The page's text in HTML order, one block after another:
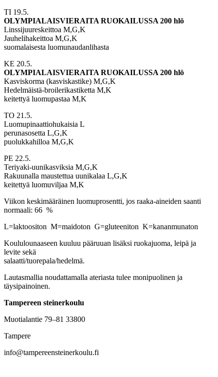
TI 19.5.
OLYMPIALAISVIERAITA RUOKAILUSSA 200 hlö
Linssijuureskeittoa M,G,K
Jauhelihakeittoa M,G,K
suomalaisesta luomunaudanlihasta
KE 20.5.
OLYMPIALAISVIERAITA RUOKAILUSSA 200 hlö
Kasviskorma (kasviskastike) M,G,K
Hedelmäistä-broilerikastiketta M,K
keitettyä luomupastaa M,K
TO 21.5.
Luomupinaattiohukaisia L
perunasosetta L,G,K
puolukkahilloa M,G,K
PE 22.5.
Teriyaki-uunikasviksia M,G,K
Rakuunalla maustettua uunikalaa L,G,K
keitettyä luomuviljaa M,K
Viikon keskimääräinen luomuprosentti, jos raaka-aineiden saanti
normaali: 66 %
L=laktoositon M=maidoton G=gluteeniton K=kananmunaton
Koululounaaseen kuuluu pääruuan lisäksi ruokajuoma, leipä ja
levite sekä
salaatti/tuorepala/hedelmä.
Lautasmallia noudattamalla ateriasta tulee monipuolinen ja
täysipainoinen.
Tampereen steinerkoulu
Muotialantie 79–81 33800
Tampere
info@tampereensteinerkoulu.fi